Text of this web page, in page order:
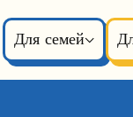
Для семей